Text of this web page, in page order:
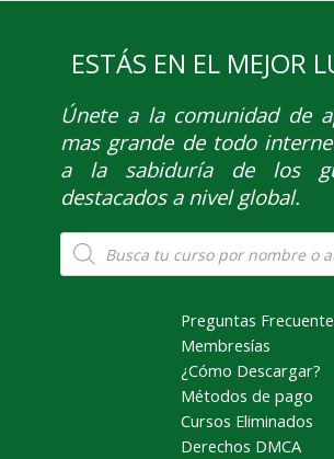
ESTÁS EN EL MEJOR
Únetea la comunidad de
mas grande de todo
a la sabiduría de los
destacados a nivel global.
Búsqueda
de
productos
Preguntas
Membresías
¿Cómo Descargar?
Métodos de pago
Cursos Eliminados
Derechos DMCA